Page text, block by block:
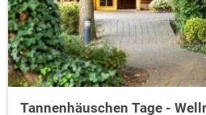
Tannenhäuschen Tage -